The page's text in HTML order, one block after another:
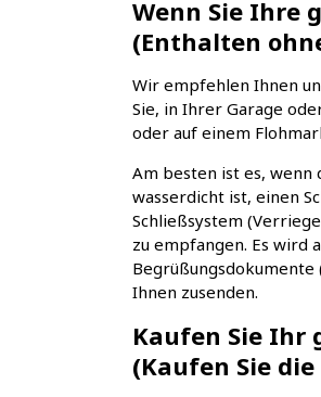
Wenn Sie Ihre
(Enthalten
Wir empfehlen Ihnen
Sie, in Ihrer Garage
oder auf einem
Am besten ist es, wenn
wasserdicht ist, einen
Schließsystem
zu empfangen. Es wird
Begrüßungsdokumente
Ihnen zusenden.
Kaufen Sie Ihr
(Kaufen Sie